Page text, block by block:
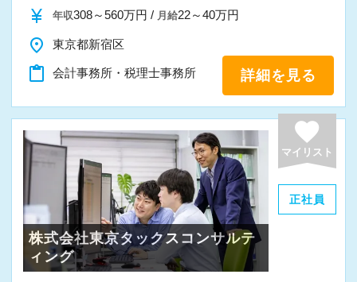
（４）テレワーク環境
ご家庭の事情で、今日はテレワークで働
きたい！
ケガをしてしまい、通勤が難しい！
そんな時でも、自宅で快適にテレワーク
ができます。
（業務に慣れていただくため、入社半年
間は出社が基本です。）
（５）充実したデスクワーク環境
で働きたい！」
「扶養を外れてしっかり稼ぎたい！」
《wish会計事務所》ならどの働き方も大歓迎
☆
あなたのライススタイルに合わせた働き方が
実現できます！
勤務は週３日～・１日４時間からOK！
社員もフレックス制を導入するなど、柔軟な
働き方が可能な事務所です。
まずはあなたのご希望の曜日・時間を遠慮な
currency_yen 年収308～560万円 / 月給22～40万円
place 東京都新宿区
content_paste 会計事務所・税理士事務所 詳細を見る
favorite
マイリスト
正社員
株式会社東京タックスコンサルテ
ィング